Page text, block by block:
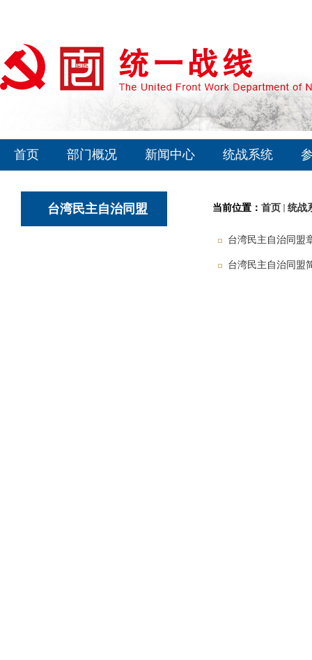
首页 部门概况 新闻中心 统战系统
台湾民主自治同盟 当前位置： 首页 统战
台湾民主自治同盟
台湾民主自治同盟